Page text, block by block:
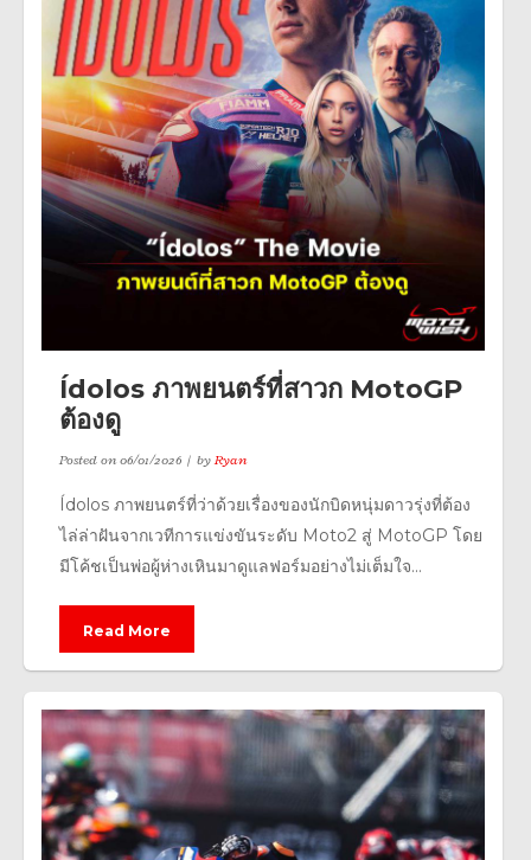
Ídolos ภาพยนตร์ที่สาวก MotoGP
ต้องดู
Posted on06/01/2026 byRyan
Ídolos ภาพยนตร์ที่ว่าด้วยเรื่องของนักบิดหนุ่มดาวรุ่งที่ต้อง
ไล่ล่าฝันจากเวทีการแข่งขันระดับ Moto2 สู่ MotoGP โดย
มีโค้ชเป็นพ่อผู้ห่างเหินมาดูแลฟอร์มอย่างไม่เต็มใจ...
Read More